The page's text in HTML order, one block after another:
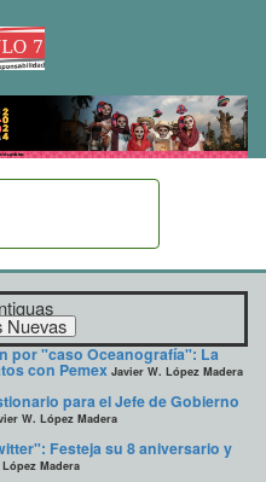
por "caso Oceanografía": La
con Pemex Javier W. López Madera
para el Jefe de Gobierno
W. López Madera
Festeja su 8 aniversario y
Madera